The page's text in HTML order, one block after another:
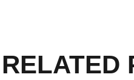
RELATED